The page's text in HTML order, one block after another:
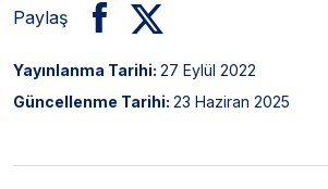
Paylaş
Yayınlanma Tarihi: 27 Eylül 2022
Güncellenme Tarihi: 23 Haziran 2025